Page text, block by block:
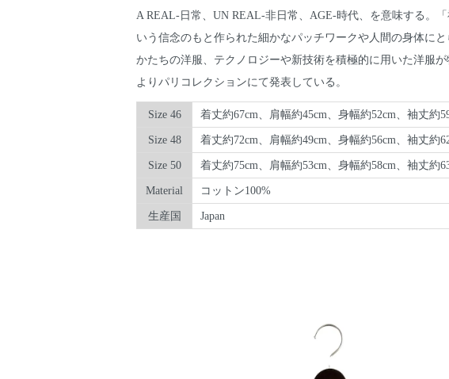
A REAL-日常、UN REAL-非日常、AGE-時代、を意味する。
いう信念のもと作られた細かなパッチワークや人間の身体に
かたちの洋服、テクノロジーや新技術を積極的に用いた洋服が
よりパリコレクションにて発表している。
Size 46 着丈約67cm、肩幅約45cm、身幅約52cm、袖丈約
Size 48 着丈約72cm、肩幅約49cm、身幅約56cm、袖丈約
Size 50 着丈約75cm、肩幅約53cm、身幅約58cm、袖丈約
Material コットン100%
生産国 Japan